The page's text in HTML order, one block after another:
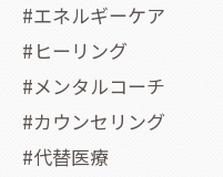
#エネルギーケア
#ヒーリング
#メンタルコーチ
#カウンセリング
#代替医療